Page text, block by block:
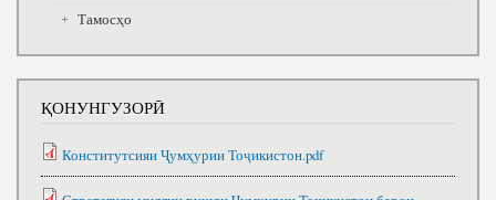
Тамосҳо
ҚОНУНГУЗОРӢ
Конститутсияи Ҷумҳурии Тоҷикистон.pdf